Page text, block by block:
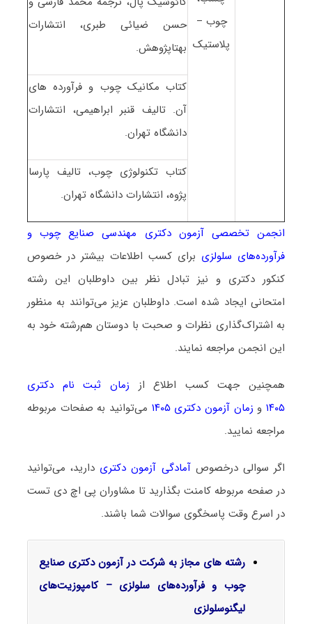
چوب –
پلاستیک
حسن ضیائی طبری، انتشارات
بهتاپژوهش.
کتاب مکانیک چوب و فرآورده های
آن. تالیف قنبر ابراهیمی، انتشارات
دانشگاه تهران.
کتاب تکنولوژی چوب، تالیف پارسا
پژوه، انتشارات دانشگاه تهران.
انجمن تخصصی آزمون دکتری مهندسی صنایع چوب و
فرآورده‌های سلولزی برای کسب اطلاعات بیشتر در خصوص
کنکور دکتری و نیز تبادل نظر بین داوطلبان این رشته
امتحانی ایجاد شده است. داوطلبان عزیز می‌توانند به منظور
به اشتراک‌گذاری نظرات و صحبت با دوستان هم‌رشته خود به
این انجمن مراجعه نمایند.
همچنین جهت کسب اطلاع از زمان ثبت نام دکتری
۱۴۰۵ و زمان آزمون دکتری ۱۴۰۵
می‌توانید به صفحات مربوطه
مراجعه نمایید.
اگر سوالی درخصوصآمادگی آزمون دکتری دارید، می‌توانید
در صفحه مربوطه کامنت بگذارید تا مشاوران پی اچ دی تست
در اسرع وقت پاسخگوی سوالات شما باشند.
رشته های مجاز به شرکت در آزمون دکتری صنایع
چوب و فرآورده‌های سلولزی – کامپوزیت‌های
لیگنوسلولزی